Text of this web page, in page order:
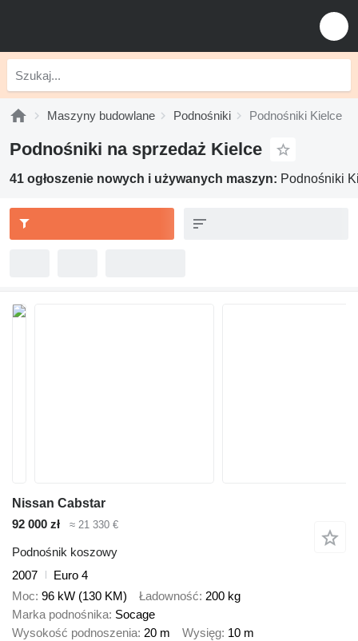
Maszyny budowlane Podnośniki Podnośniki Kielce
Podnośniki na sprzedaż Kielce
41 ogłoszenie nowych i używanych maszyn: Podnośniki
Nissan Cabstar
92 000 zł
≈ 21 330 €
Podnośnik koszowy
2007
Euro 4
Moc 96 kW (130 KM) Ładowność 200 kg
Marka podnośnika Socage
Wysokość podnoszenia 20 m Wysięg 10 m